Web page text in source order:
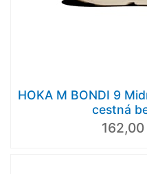
HOKA M BONDI 9
cestná